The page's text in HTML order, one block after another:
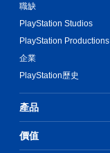
職缺
PlayStation Studios
PlayStation Productions
企業
PlayStation歷史
產品
價值